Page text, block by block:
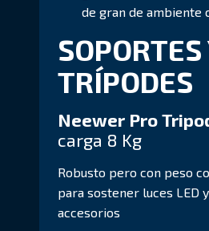
de gran de ambiente
SOPORTES
TRÍPODES
Neewer Pro
carga 8 Kg
Robusto pero con peso
para sostener luces LED
accesorios